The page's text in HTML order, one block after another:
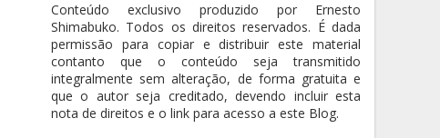
Conteúdo exclusivo produzido por Ernesto
Shimabuko. Todos os direitos reservados. É dada
permissão para copiar e distribuir este material
contanto que o conteúdo seja transmitido
integralmente sem alteração, de forma gratuita e
que o autor seja creditado, devendo incluir esta
nota de direitos e o link para acesso a este Blog.